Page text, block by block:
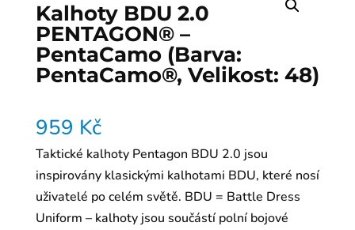
Kalhoty BDU 2.0
PENTAGON® –
PentaCamo (Barva:
PentaCamo®, Velikost: 48)
959 Kč
Taktické kalhoty Pentagon BDU 2.0 jsou
inspirovány klasickými kalhotami BDU, které nosí
uživatelé po celém světě. BDU = Battle Dress
Uniform – kalhoty jsou součástí polní bojové